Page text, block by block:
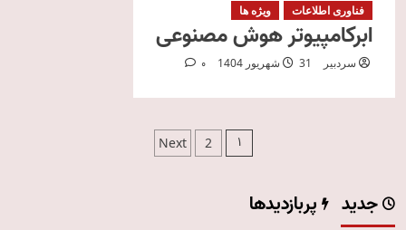
فناوری اطلاعات ویژه ها
ابرکامپیوتر هوش مصنوعی
سردبیر 31 شهریور 1404 0
صفحه‌بندی
1
2
Next
جدید پربازدیدها